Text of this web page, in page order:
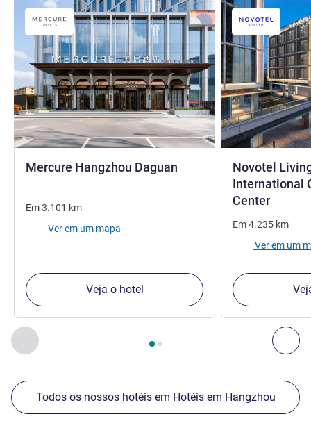
Anterior - Os nossos outros estabelecimentos nas
Página , Os nossos outros estabelecimentos nas
Mercure Hangzhou Daguan 3,5 estrelas
Em3.101 km
Ver em um mapa
Veja o hotel
Novotel
International
Center
Em4.235 km
Ver em um
Todos os nossos hotéis em Hotéis em Hangzhou